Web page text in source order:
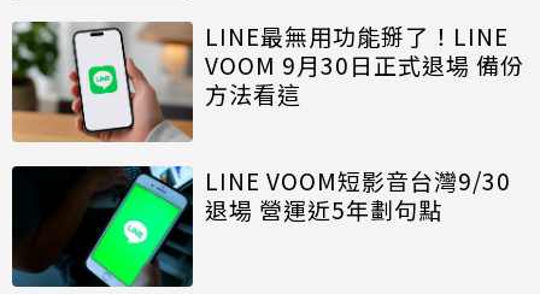
LINE最無用功能掰了！LINE
VOOM 9月30日正式退場 備份
方法看這
LINE VOOM短影音台灣9/30
退場 營運近5年劃句點